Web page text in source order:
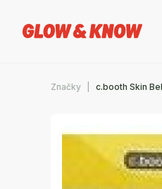
Značky c.booth Skin